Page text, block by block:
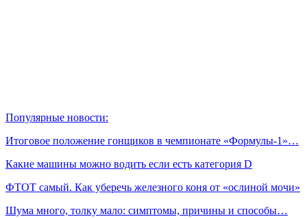
Популярные новости:
Итоговое положение гонщиков в чемпионате «Формулы‑1»…
Какие машины можно водить если есть категория D
ФТОТ самый. Как уберечь железного коня от «ослиной мочи»
Шума много, толку мало: симптомы, причины и способы…